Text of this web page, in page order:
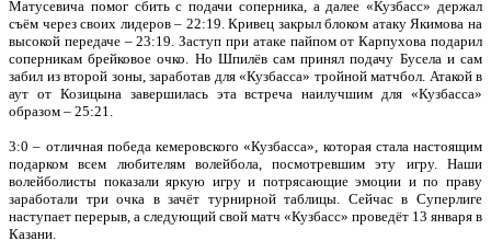
Матусевича помог сбить с подачи соперника, а далее «Кузбасс» держал
съём через своих лидеров – 22:19. Кривец закрыл блоком атаку Якимова на
высокой передаче – 23:19. Заступ при атаке пайпом от Карпухова подарил
соперникам брейковое очко. Но Шпилёв сам принял подачу Бусела и сам
забил из второй зоны, заработав для «Кузбасса» тройной матчбол. Атакой в
аут от Козицына завершилась эта встреча наилучшим для «Кузбасса»
образом – 25:21.
3:0 – отличная победа кемеровского «Кузбасса», которая стала настоящим
подарком всем любителям волейбола, посмотревшим эту игру. Наши
волейболисты показали яркую игру и потрясающие эмоции и по праву
заработали три очка в зачёт турнирной таблицы. Сейчас в Суперлиге
наступает перерыв, а следующий свой матч «Кузбасс» проведёт 13 января в
Казани.